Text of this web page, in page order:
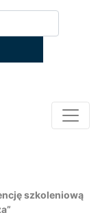
szkoleniową